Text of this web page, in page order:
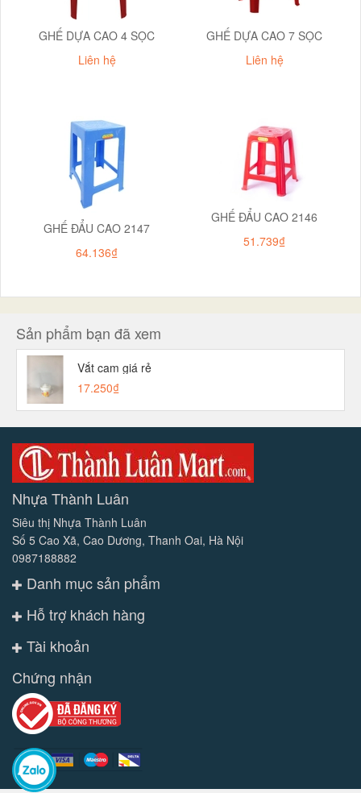
GHẾ DỰA CAO 4 SỌC
Liên hệ
GHẾ DỰA CAO 7 SỌC
Liên hệ
GHẾ ĐẨU CAO 2147
64.136₫
GHẾ ĐẨU CAO 2146
51.739₫
Sản phẩm bạn đã xem
Vắt cam giá rẻ
17.250₫
Nhựa Thành Luân
Siêu thị Nhựa Thành Luân
Số 5 Cao Xã, Cao Dương, Thanh Oai, Hà Nội
0987188882
Danh mục sản phẩm
Hỗ trợ khách hàng
Tài khoản
Chứng nhận